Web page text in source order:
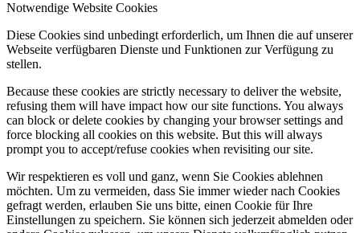
Notwendige Website Cookies
Diese Cookies sind unbedingt erforderlich, um Ihnen die auf unserer
Webseite verfügbaren Dienste und Funktionen zur Verfügung zu
stellen.
Because these cookies are strictly necessary to deliver the website,
refusing them will have impact how our site functions. You always
can block or delete cookies by changing your browser settings and
force blocking all cookies on this website. But this will always
prompt you to accept/refuse cookies when revisiting our site.
Wir respektieren es voll und ganz, wenn Sie Cookies ablehnen
möchten. Um zu vermeiden, dass Sie immer wieder nach Cookies
gefragt werden, erlauben Sie uns bitte, einen Cookie für Ihre
Einstellungen zu speichern. Sie können sich jederzeit abmelden oder